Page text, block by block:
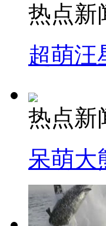
热点新
超萌汪
热点新
呆萌大